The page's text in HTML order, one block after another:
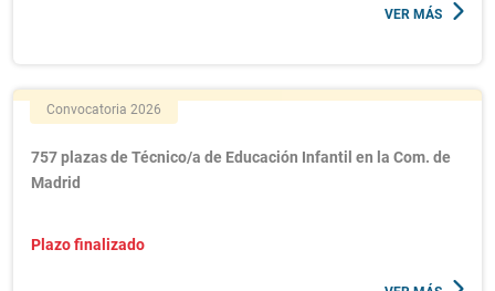
VER MÁS
Convocatoria 2026
757 plazas de Técnico/a de Educación Infantil en la Com. de
Madrid
Plazo finalizado